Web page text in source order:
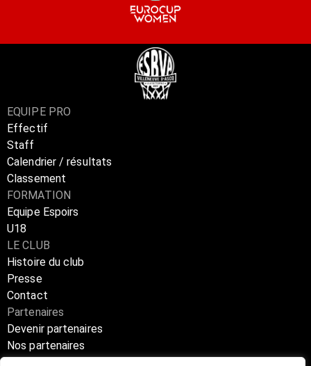
EQUIPE PRO
Effectif
Staff
Calendrier / résultats
Classement
FORMATION
Equipe Espoirs
U18
LE CLUB
Histoire du club
Presse
Contact
Partenaires
Devenir partenaires
Nos partenaires